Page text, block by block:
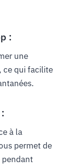
:
une
ce qui facilite
à la
permet de
pendant